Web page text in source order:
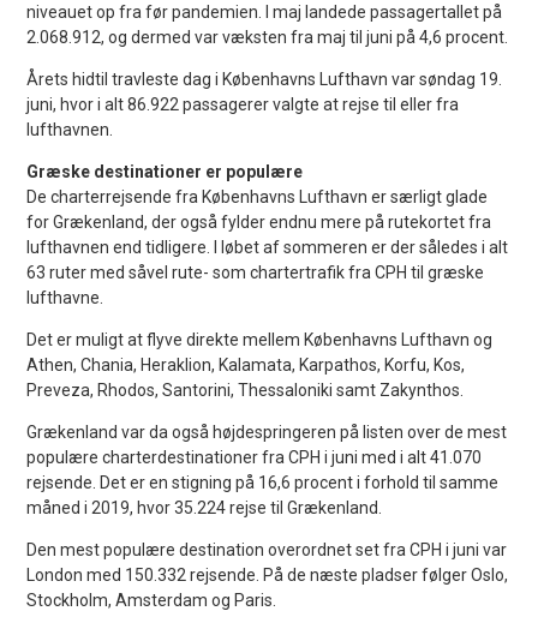
niveauet op fra før pandemien. I maj landede passagertallet på
2.068.912, og dermed var væksten fra maj til juni på 4,6 procent.
Årets hidtil travleste dag i Københavns Lufthavn var søndag 19.
juni, hvor i alt 86.922 passagerer valgte at rejse til eller fra
lufthavnen.
Græske destinationer er populære
De charterrejsende fra Københavns Lufthavn er særligt glade
for Grækenland, der også fylder endnu mere på rutekortet fra
lufthavnen end tidligere. I løbet af sommeren er der således i alt
63 ruter med såvel rute- som chartertrafik fra CPH til græske
lufthavne.
Det er muligt at flyve direkte mellem Københavns Lufthavn og
Athen, Chania, Heraklion, Kalamata, Karpathos, Korfu, Kos,
Preveza, Rhodos, Santorini, Thessaloniki samt Zakynthos.
Grækenland var da også højdespringeren på listen over de mest
populære charterdestinationer fra CPH i juni med i alt 41.070
rejsende. Det er en stigning på 16,6 procent i forhold til samme
måned i 2019, hvor 35.224 rejse til Grækenland.
Den mest populære destination overordnet set fra CPH i juni var
London med 150.332 rejsende. På de næste pladser følger Oslo,
Stockholm, Amsterdam og Paris.